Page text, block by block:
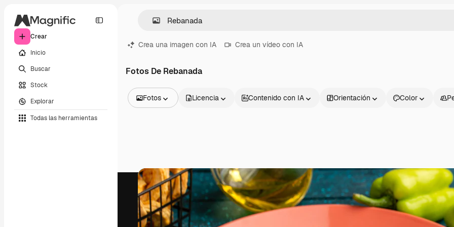
Crear
Inicio
Buscar
Stock
Explorar
Todas las herramientas
Crea una imagen con IA Crea un vídeo con IA
Fotos De Rebanada
Fotos
Vídeos
Clips de vídeo
Motion graphics
Plantillas de vídeos
Iconos
Modelos 3D
Fuentes
Licencia Contenido con IA Orientación Color
Información